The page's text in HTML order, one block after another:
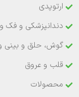
ارتوپدی
دندانپزشکی و فک
گوش، حلق و بینی
قلب و عروق
محصولات